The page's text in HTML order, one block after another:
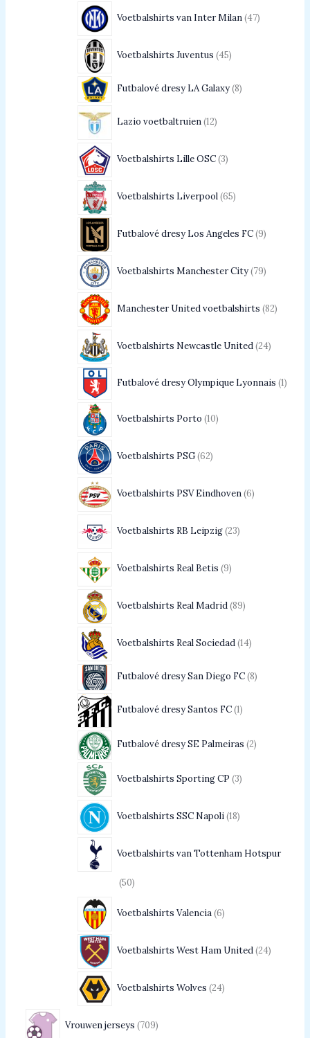
Voetbalshirts van Inter Milan 47
Voetbalshirts Juventus 45
Futbalové dresy LA Galaxy 8
Lazio voetbaltruien 12
Voetbalshirts Lille OSC 3
Voetbalshirts Liverpool 65
Futbalové dresy Los Angeles FC 9
Voetbalshirts Manchester City 79
Manchester United voetbalshirts 82
Voetbalshirts Newcastle United 24
Futbalové dresy Olympique Lyonnais 1
Voetbalshirts Porto 10
Voetbalshirts PSG 62
Voetbalshirts PSV Eindhoven 6
Voetbalshirts RB Leipzig 23
Voetbalshirts Real Betis 9
Voetbalshirts Real Madrid 89
Voetbalshirts Real Sociedad 14
Futbalové dresy San Diego FC 8
Futbalové dresy Santos FC 1
Futbalové dresy SE Palmeiras 2
Voetbalshirts Sporting CP 3
Voetbalshirts SSC Napoli 18
Voetbalshirts van Tottenham Hotspur
50
Voetbalshirts Valencia 6
Voetbalshirts West Ham United 24
Voetbalshirts Wolves 24
Vrouwen jerseys 709